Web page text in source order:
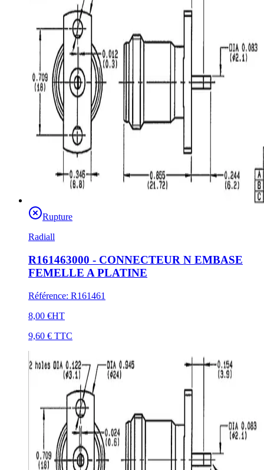
Rupture
Radiall
R161463000 - CONNECTEUR N EMBASE
FEMELLE A PLATINE
Référence: R161461
8,00 €HT
9,60 € TTC